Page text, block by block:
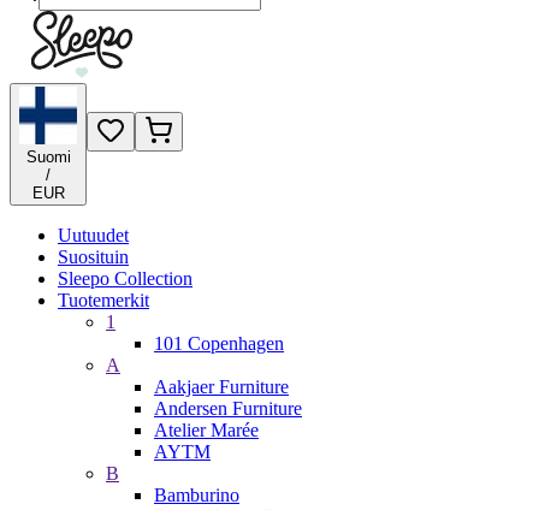
Suomi
/
EUR
Uutuudet
Suosituin
Sleepo Collection
Tuotemerkit
1
101 Copenhagen
A
Aakjaer Furniture
Andersen Furniture
Atelier Marée
AYTM
B
Bamburino